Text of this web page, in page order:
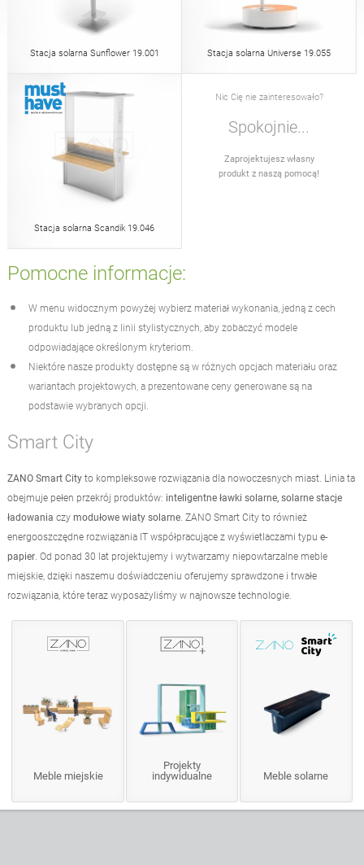
Stoły piknikowe
Ogrodzenia
Osłony na drzewa Tablice informacyjne
Karmniki
angielski (USA) niemiecki
francuski
włoski
estoński chorwacki
Stacja solarna Sunflower 19.001 Stacja solarna Universe 19.055
Stacja solarna Scandik 19.046
Nic Cię nie zainteresowało?
Spokojnie...
Zaprojektujesz własny
produkt z naszą pomocą!
Pomocne informacje:
W menu widocznym powyżej wybierz materiał wykonania, jedną z cech
produktu lub jedną z linii stylistycznych, aby zobaczyć modele
odpowiadające określonym kryteriom.
Niektóre nasze produkty dostępne są w różnych opcjach materiału oraz
wariantach projektowych, a prezentowane ceny generowane są na
podstawie wybranych opcji.
Smart City
ZANO Smart Cityto kompleksowe rozwiązania dla nowoczesnych miast. Linia ta
obejmuje pełen przekrój produktów: inteligentne ławki solarne, solarne stacje
ładowania czy modułowe wiaty solarne. ZANO Smart City to również
energooszczędne rozwiązania IT współpracujące z wyświetlaczami typu e-
papier. Od ponad 30 lat projektujemy i wytwarzamy niepowtarzalne meble
miejskie, dzięki naszemu doświadczeniu oferujemy sprawdzone i trwałe
rozwiązania, które teraz wyposażyliśmy w najnowsze technologie.
Meble miejskie
Projekty
indywidualne
Meble solarne